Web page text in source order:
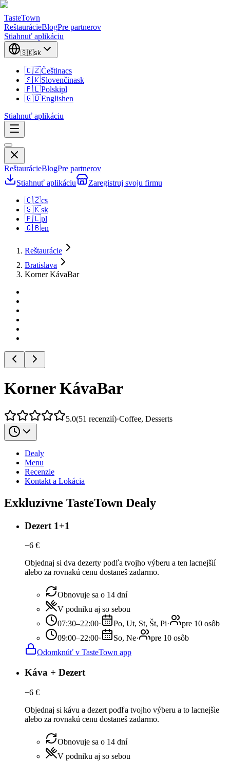
TasteTown
ReštaurácieBlogPre partnerov
Stiahnuť aplikáciu
🇸🇰sk
🇨🇿Češtinacs
🇸🇰Slovenčinask
🇵🇱Polskipl
🇬🇧Englishen
Stiahnuť aplikáciu
ReštaurácieBlogPre partnerov
Stiahnuť aplikáciu
Zaregistruj svoju firmu
🇨🇿cs
🇸🇰sk
🇵🇱pl
🇬🇧en
Reštaurácie
Bratislava
Korner KávaBar
Korner KávaBar
5.0(51 recenzií)·Coffee, Desserts
Dealy
Menu
Recenzie
Kontakt a Lokácia
Exkluzívne TasteTown Dealy
Dezert 1+1
−6 €
Objednaj si dva dezerty podľa tvojho výberu a ten lacnejšií
alebo za rovnakú cenu dostaneš zadarmo.
Obnovuje sa o 14 dní
V podniku aj so sebou
07:30–22:00· Po, Ut, St, Št, Pi·
pre 10 osôb
09:00–22:00· So, Ne·
pre 10 osôb
Odomknúť v TasteTown app
Káva + Dezert
−6 €
Objednaj si kávu a dezert podľa tvojho výberu a to lacnejšie
alebo za rovnakú cenu dostaneš zadarmo.
Obnovuje sa o 14 dní
V podniku aj so sebou